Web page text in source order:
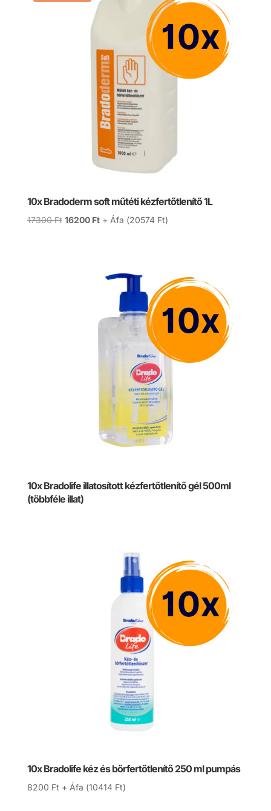
10x Bradoderm soft műtéti kézfertőtlenítő 1L
17300Ft Original
16200 FtCurrent
+ Áfa (20574 Ft)
10x Bradolife illatosított kézfertőtlenítő gél 500ml
(többféle illat)
10x Bradolife kéz és bőrfertőtlenítő 250 ml pumpás
8200 Ft + Áfa (10414 Ft)